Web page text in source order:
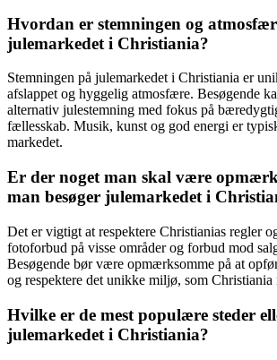
Hvordan er stemningen og
julemarkedet i Christiania?
Stemningen på julemarkedet i Christiania er
afslappet og hyggelig atmosfære. Besøgende
alternativ julestemning med fokus på
fællesskab. Musik, kunst og god energi er
markedet.
Er der noget man skal være
man besøger julemarkedet i
Det er vigtigt at respektere Christianias regler
fotoforbud på visse områder og forbud mod
Besøgende bør være opmærksomme på at
og respektere det unikke miljø, som Christiania
Hvilke er de mest populære steder
julemarkedet i Christiania?